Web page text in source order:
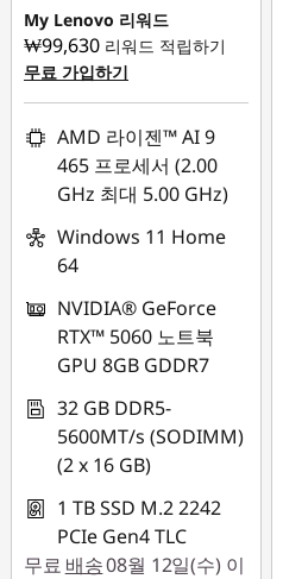
₩1,042,818
My Lenovo 리워드
₩99,630 리워드 적립하기
무료 가입하기
AMD 라이젠™ AI 9
465 프로세서 (2.00
GHz 최대 5.00 GHz)
Windows 11 Home
64
NVIDIA® GeForce
RTX™ 5060 노트북
GPU 8GB GDDR7
32 GB DDR5-
5600MT/s (SODIMM)
(2 x 16 GB)
1 TB SSD M.2 2242
PCIe Gen4 TLC
무료 배송08월 12일(수) 이